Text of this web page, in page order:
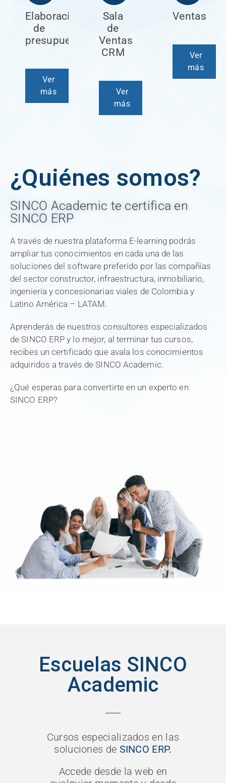
Elaboración
de
presupuestos
Ver
más
Sala
de
Ventas
CRM
Ver
más
Ventas
Ver
más
¿Quiénes somos?
SINCO Academic te certifica en
SINCO ERP
A través de nuestra plataforma E-learning podrás
ampliar tus conocimientos en cada una de las
soluciones del software preferido por las compañías
del sector constructor, infraestructura, inmobiliario,
ingeniería y concesionarias viales de Colombia y
Latino América – LATAM.
Aprenderás de nuestros consultores especializados
de SINCO ERP y lo mejor, al terminar tus cursos,
recibes un certificado que avala los conocimientos
adquiridos a través de SINCO Academic.
¿Qué esperas para convertirte en un experto en
SINCO ERP?
Escuelas SINCO
Academic
Cursos especializados en las
soluciones de SINCO ERP.
Accede desde la web en